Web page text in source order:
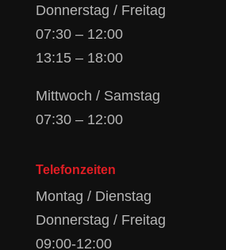
Donnerstag / Freitag
07:30 – 12:00
13:15 – 18:00
Mittwoch / Samstag
07:30 – 12:00
Telefonzeiten
Montag / Dienstag
Donnerstag / Freitag
09:00-12:00